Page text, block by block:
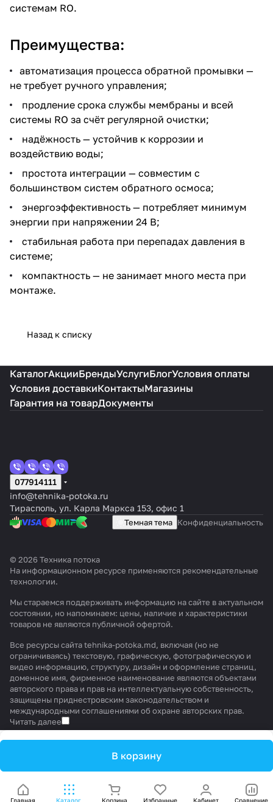
системам RO.
Преимущества:
автоматизация процесса обратной промывки —
не требует ручного управления;
продление срока службы мембраны и всей
системы RO за счёт регулярной очистки;
надёжность — устойчив к коррозии и
воздействию воды;
простота интеграции — совместим с
большинством систем обратного осмоса;
энергоэффективность — потребляет минимум
энергии при напряжении 24 В;
стабильная работа при перепадах давления в
системе;
компактность — не занимает много места при
монтаже.
Назад к списку
В корзину
Главная Каталог Корзина Избранные Кабинет Сравнение
КаталогАкцииБрендыУслугиБлогУсловия оплаты
Условия доставкиКонтактыМагазины
Гарантия на товарДокументы
077914111
info@tehnika-potoka.ru
Тирасполь, ул. Карла Маркса 153, офис 1
Темная тема Конфиденциальность
© 2026 Техника потока
На информационном ресурсе применяются рекомендательные
технологии.
Мы стараемся поддерживать информацию на сайте в актуальном
состоянии, но напоминаем: цены, наличие и характеристики
товаров не являются публичной офертой.
Все ресурсы сайта tehnika-potoka.md, включая (но не
ограничиваясь) текстовую, графическую, фотографическую и
видео информацию, структуру, дизайн и оформление страниц,
доменное имя, фирменное наименование являются объектами
авторского права и прав на интеллектуальную собственность,
защищены приднестровским законодательством и
международными соглашениями об охране авторских прав.
Читать далее